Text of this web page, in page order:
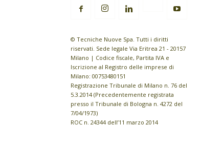
© Tecniche Nuove Spa. Tutti i diritti
riservati. Sede legale Via Eritrea 21 - 20157
Milano | Codice fiscale, Partita IVA e
Iscrizione al Registro delle imprese di
Milano: 00753480151
Registrazione Tribunale di Milano n. 76 del
5.3.2014 (Precedentemente registrata
presso il Tribunale di Bologna n. 4272 del
7/04/1973)
ROC n. 24344 dell’11 marzo 2014